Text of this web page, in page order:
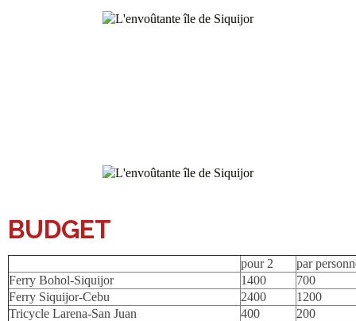
BUDGET
pour 2
par
Ferry Bohol-Siquijor
1400
700
Ferry Siquijor-Cebu
2400
1200
Tricycle Larena-San Juan
400
200